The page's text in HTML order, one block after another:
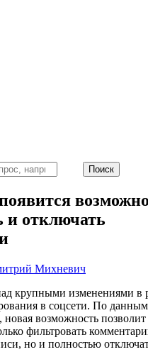
и отключать
Михневич
крупными изменениями в
в соцсети. По
новая возможность позволит
фильтровать
но и полностью